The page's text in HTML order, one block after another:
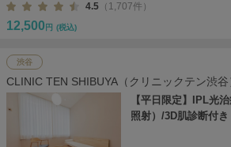
4.5 （1,707件）
12,500 円 (税込)
渋谷
CLINIC TEN SHIBUYA（クリニックテン渋谷
【平日限定】IPL光
照射）/3D肌診断付き